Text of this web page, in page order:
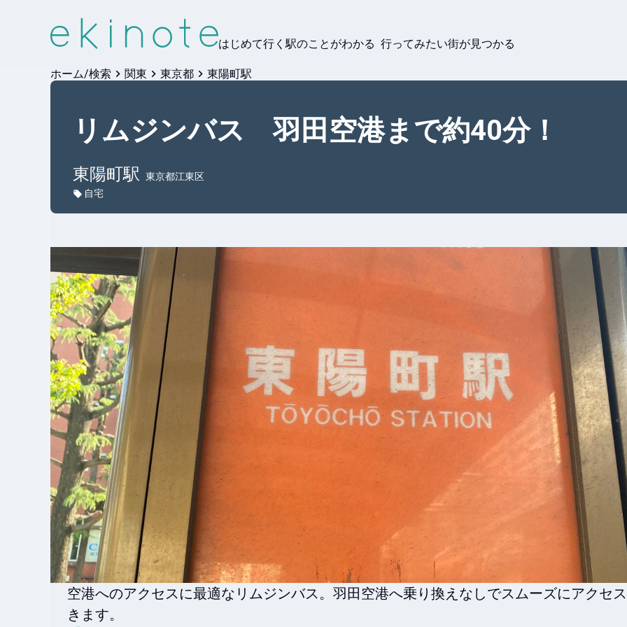
はじめて行く駅のことがわかる 行ってみたい街が見つかる
ホーム/検索 関東 東京都 東陽町駅
リムジンバス 羽田空港まで約40分！
東陽町駅
東京都江東区
自宅
空港へのアクセスに最適なリムジンバス。羽田空港へ乗り換えなしでスムーズにアクセ
きます。